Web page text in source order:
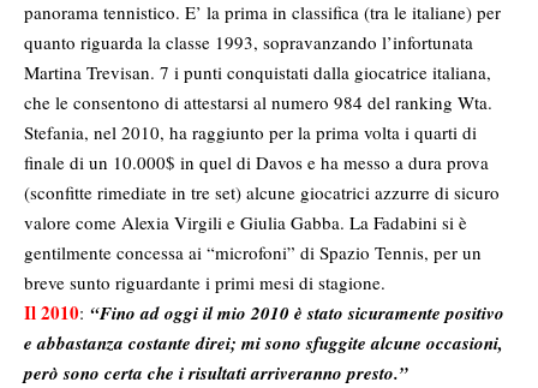
panorama tennistico. E’ la prima in classifica (tra le italiane) per
quanto riguarda la classe 1993, sopravanzando l’infortunata
Martina Trevisan. 7 i punti conquistati dalla giocatrice italiana,
che le consentono di attestarsi al numero 984 del ranking Wta.
Stefania, nel 2010, ha raggiunto per la prima volta i quarti di
finale di un 10.000$ in quel di Davos e ha messo a dura prova
(sconfitte rimediate in tre set) alcune giocatrici azzurre di sicuro
valore come Alexia Virgili e Giulia Gabba. La Fadabini si è
gentilmente concessa ai “microfoni” di Spazio Tennis, per un
breve sunto riguardante i primi mesi di stagione.
Il 2010: “Fino ad oggi il mio 2010 è stato sicuramente positivo
e abbastanza costante direi; mi sono sfuggite alcune occasioni,
però sono certa che i risultati arriveranno presto.”